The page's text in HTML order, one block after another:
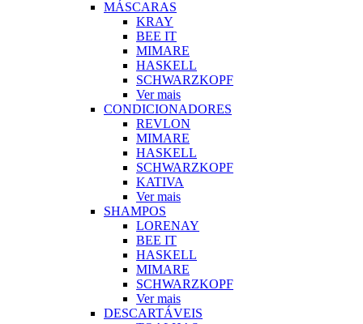
MÁSCARAS
KRAY
BEE IT
MIMARE
HASKELL
SCHWARZKOPF
Ver mais
CONDICIONADORES
REVLON
MIMARE
HASKELL
SCHWARZKOPF
KATIVA
Ver mais
SHAMPOS
LORENAY
BEE IT
HASKELL
MIMARE
SCHWARZKOPF
Ver mais
DESCARTÁVEIS